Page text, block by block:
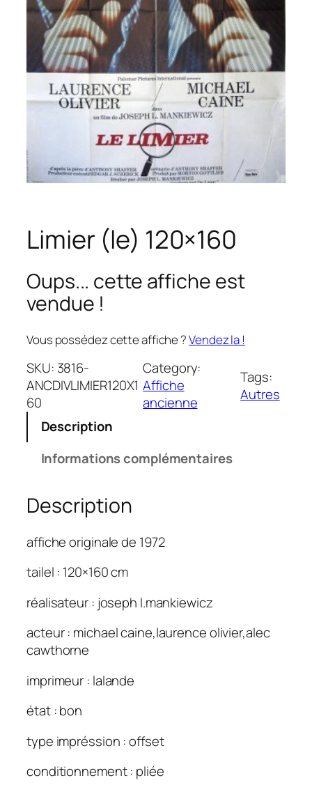
Limier (le) 120×160
Oups... cette affiche est
vendue !
Vous possédez cette affiche ?Vendez la !
SKU: 3816-
ANCDIVLIMIER120X1
60
Category:
Affiche
ancienne
Tags:
Autres
Description
Informations complémentaires
Description
affiche originale de 1972
tailel : 120×160 cm
réalisateur : joseph l.mankiewicz
acteur : michael caine,laurence olivier,alec
cawthorne
imprimeur : lalande
état : bon
type impréssion : offset
conditionnement : pliée